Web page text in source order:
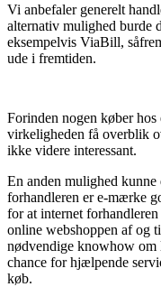
Vi anbefaler generelt
alternativ mulighed burde
eksempelvis ViaBill,
ude i fremtiden.
Forinden nogen køber
virkeligheden få overblik
ikke videre interessant.
En anden mulighed
forhandleren er e-mærke
for at internet
online webshoppen af og
nødvendige knowhow om
chance for hjælpende
køb.